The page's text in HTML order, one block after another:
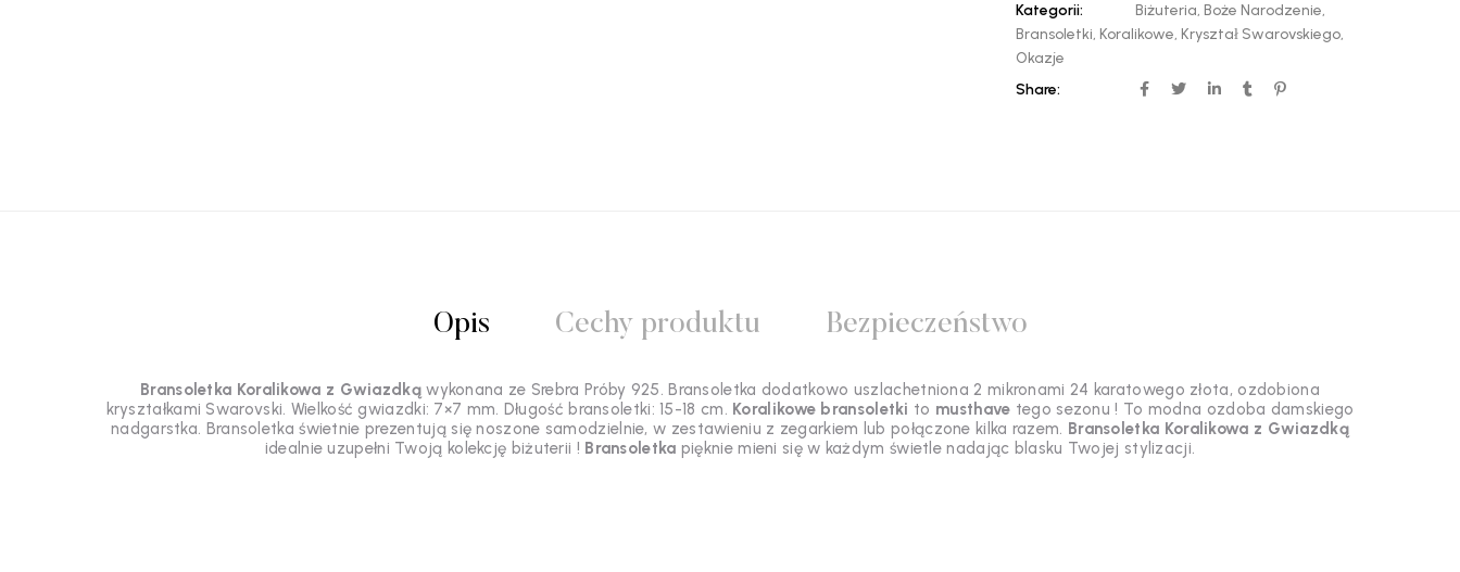
Kategorii:
Biżuteria, Boże Narodzenie,
Bransoletki, Koralikowe, Kryształ Swarovskiego,
Okazje
Share:
Opis Cechy produktu Bezpieczeństwo
Bransoletka Koralikowa z Gwiazdkąwykonana ze Srebra Próby 925. Bransoletka dodatkowo uszlachetniona 2 mikronami 24 karatowego złota, ozdobiona
kryształkami Swarovski. Wielkość gwiazdki: 7×7 mm. Długość bransoletki: 15-18 cm. Koralikowe bransoletki to musthave tego sezonu ! To modna ozdoba damskiego
nadgarstka. Bransoletka świetnie prezentują się noszone samodzielnie, w zestawieniu z zegarkiem lub połączone kilka razem. Bransoletka Koralikowa z Gwiazdką
idealnie uzupełni Twoją kolekcję biżuterii ! Bransoletka pięknie mieni się w każdym świetle nadając blasku Twojej stylizacji.